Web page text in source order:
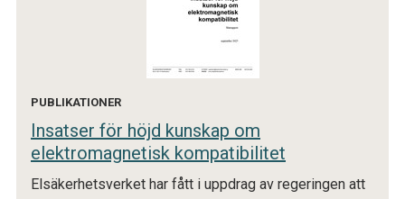
PUBLIKATIONER
Insatser för höjd kunskap om
elektromagnetisk kompatibilitet
Elsäkerhetsverket har fått i uppdrag av regeringen att